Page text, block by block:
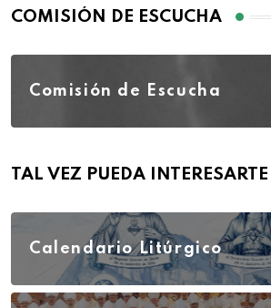
COMISIÓN DE ESCUCHA
Comisión de Escucha
TAL VEZ PUEDA INTERESARTE
Calendario Litúrgico